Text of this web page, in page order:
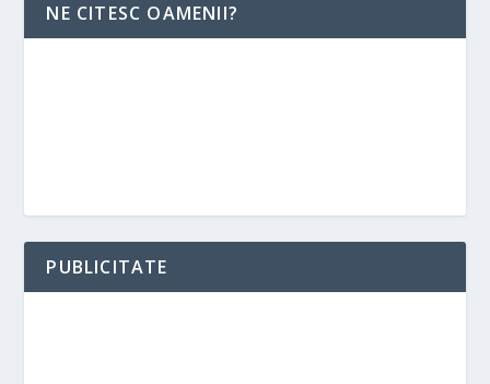
NE CITESC OAMENII?
PUBLICITATE